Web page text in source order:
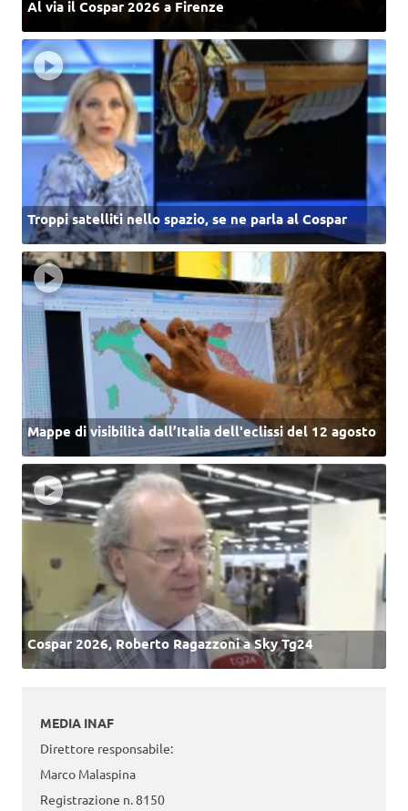
Al via il Cospar 2026 a Firenze
Troppi satelliti nello spazio, se ne parla al Cospar
Mappe di visibilità dall’Italia dell'eclissi del 12 agosto
Cospar 2026, Roberto Ragazzoni a Sky Tg24
MEDIA INAF
Direttore responsabile:
Marco Malaspina
Registrazione n. 8150